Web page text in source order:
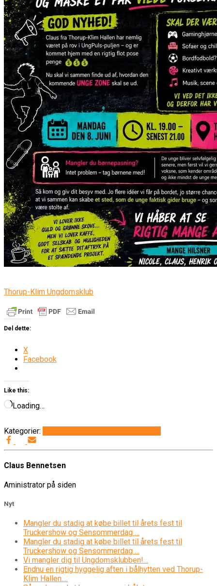
Thorup-Klim Ungdomsklub
Del dette:
X
Facebook
Like this:
Loading…
Kategorier:
Claus Bennetsen
Aministrator på siden
Nyt
Mangler du stadig at købe billet til årets fest til
Truckershow og Sensommerdag …
Mangler du stadig at købe billet til årets fest til
Truckershow og Sensommerdag …
Vi mangler dig til Ungdomsklubben!…
Endnu en rigtig hyggelig aften i bålhytten ved Thorup-
Klim Hallen….